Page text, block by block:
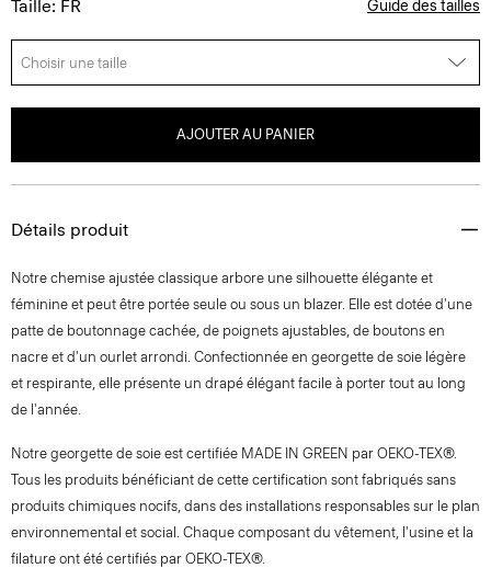
Taille: FR Guide des tailles
Choisir une taille
AJOUTER AU PANIER
Détails produit
Notre chemise ajustée classique arbore une silhouette élégante et
féminine et peut être portée seule ou sous un blazer. Elle est dotée d'une
patte de boutonnage cachée, de poignets ajustables, de boutons en
nacre et d'un ourlet arrondi. Confectionnée en georgette de soie légère
et respirante, elle présente un drapé élégant facile à porter tout au long
de l'année.
Notre georgette de soie est certifiée MADE IN GREEN par OEKO-TEX®.
Tous les produits bénéficiant de cette certification sont fabriqués sans
produits chimiques nocifs, dans des installations responsables sur le plan
environnemental et social. Chaque composant du vêtement, l'usine et la
filature ont été certifiés par OEKO-TEX®.